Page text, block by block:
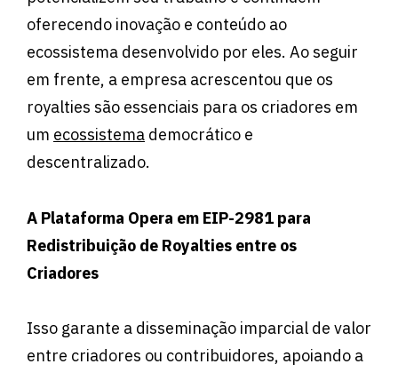
oferecendo inovação e conteúdo ao
ecossistema desenvolvido por eles. Ao seguir
em frente, a empresa acrescentou que os
royalties são essenciais para os criadores em
um ecossistema democrático e
descentralizado.
A Plataforma Opera em EIP-2981 para
Redistribuição de Royalties entre os
Criadores
Isso garante a disseminação imparcial de valor
entre criadores ou contribuidores, apoiando a